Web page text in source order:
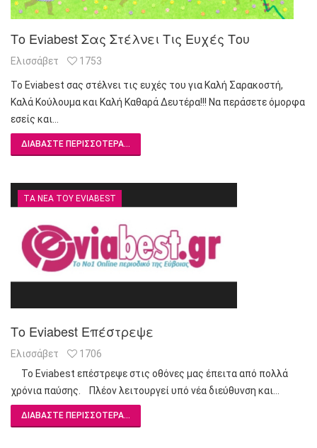
Το Εviabest Σας Στέλνει Τις Ευχές Του
Ελισσάβετ 1753
Το Εviabest σας στέλνει τις ευχές του για Καλή Σαρακοστή,
Καλά Κούλουμα και Καλή Καθαρά Δευτέρα!!! Να περάσετε όμορφα
εσείς και…
ΔΙΑΒΆΣΤΕ ΠΕΡΙΣΣΌΤΕΡΑ...
ΤΑ ΝΈΑ ΤΟΥ EVIABEST
Το Eviabest Επέστρεψε
Ελισσάβετ
1706
Το Eviabest επέστρεψε στις οθόνες μας έπειτα από πολλά
χρόνια παύσης. Πλέον λειτουργεί υπό νέα διεύθυνση και…
ΔΙΑΒΆΣΤΕ ΠΕΡΙΣΣΌΤΕΡΑ...